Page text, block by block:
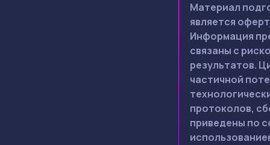
Материал
является
Информация
связаны с
результатов.
частичной
протоколов,
приведены по